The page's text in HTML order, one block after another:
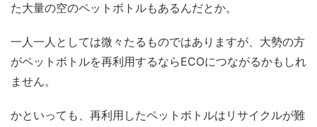
た大量の空のペットボトルもあるんだとか。
一人一人としては微々たるものではありますが、大勢の方
がペットボトルを再利用するならECOにつながるかもしれ
ません。
かといっても、再利用したペットボトルはリサイクルが難